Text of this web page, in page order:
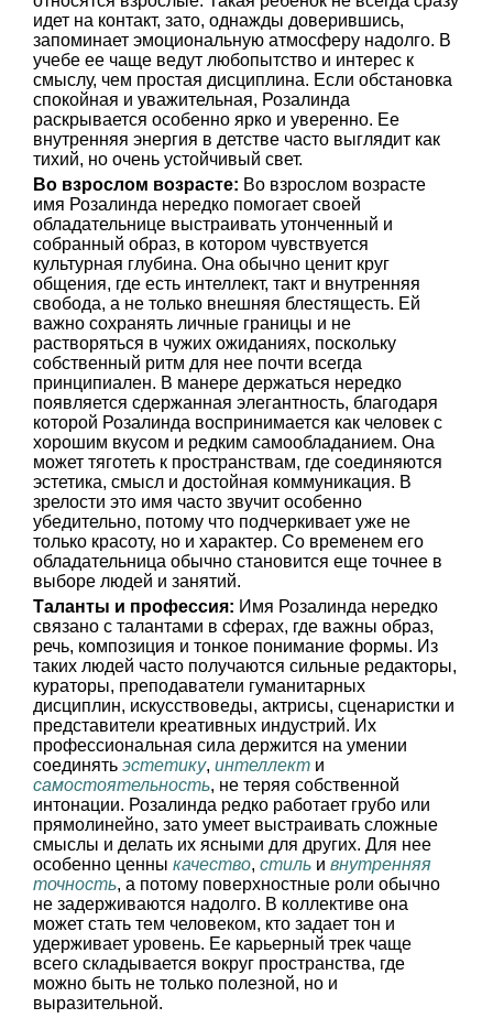
идет на контакт, зато, однажды доверившись,
запоминает эмоциональную атмосферу надолго. В
учебе ее чаще ведут любопытство и интерес к
смыслу, чем простая дисциплина. Если обстановка
спокойная и уважительная, Розалинда
раскрывается особенно ярко и уверенно. Ее
внутренняя энергия в детстве часто выглядит как
тихий, но очень устойчивый свет.
Во взрослом возрасте: Во взрослом возрасте
имя Розалинда нередко помогает своей
обладательнице выстраивать утонченный и
собранный образ, в котором чувствуется
культурная глубина. Она обычно ценит круг
общения, где есть интеллект, такт и внутренняя
свобода, а не только внешняя блестящесть. Ей
важно сохранять личные границы и не
растворяться в чужих ожиданиях, поскольку
собственный ритм для нее почти всегда
принципиален. В манере держаться нередко
появляется сдержанная элегантность, благодаря
которой Розалинда воспринимается как человек с
хорошим вкусом и редким самообладанием. Она
может тяготеть к пространствам, где соединяются
эстетика, смысл и достойная коммуникация. В
зрелости это имя часто звучит особенно
убедительно, потому что подчеркивает уже не
только красоту, но и характер. Со временем его
обладательница обычно становится еще точнее в
выборе людей и занятий.
Таланты и профессия: Имя Розалинда нередко
связано с талантами в сферах, где важны образ,
речь, композиция и тонкое понимание формы. Из
таких людей часто получаются сильные редакторы,
кураторы, преподаватели гуманитарных
дисциплин, искусствоведы, актрисы, сценаристки и
представители креативных индустрий. Их
профессиональная сила держится на умении
соединять эстетику, интеллект и
самостоятельность, не теряя собственной
интонации. Розалинда редко работает грубо или
прямолинейно, зато умеет выстраивать сложные
смыслы и делать их ясными для других. Для нее
особенно ценны качество, стиль и внутренняя
точность, а потому поверхностные роли обычно
не задерживаются надолго. В коллективе она
может стать тем человеком, кто задает тон и
удерживает уровень. Ее карьерный трек чаще
всего складывается вокруг пространства, где
можно быть не только полезной, но и
выразительной.